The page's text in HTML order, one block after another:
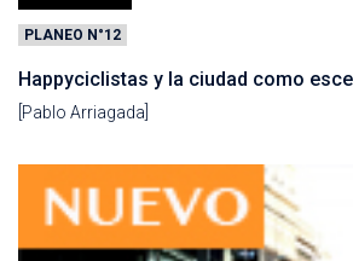
PLANEO N°12
Happyciclistas y la ciudad como
[Pablo Arriagada]